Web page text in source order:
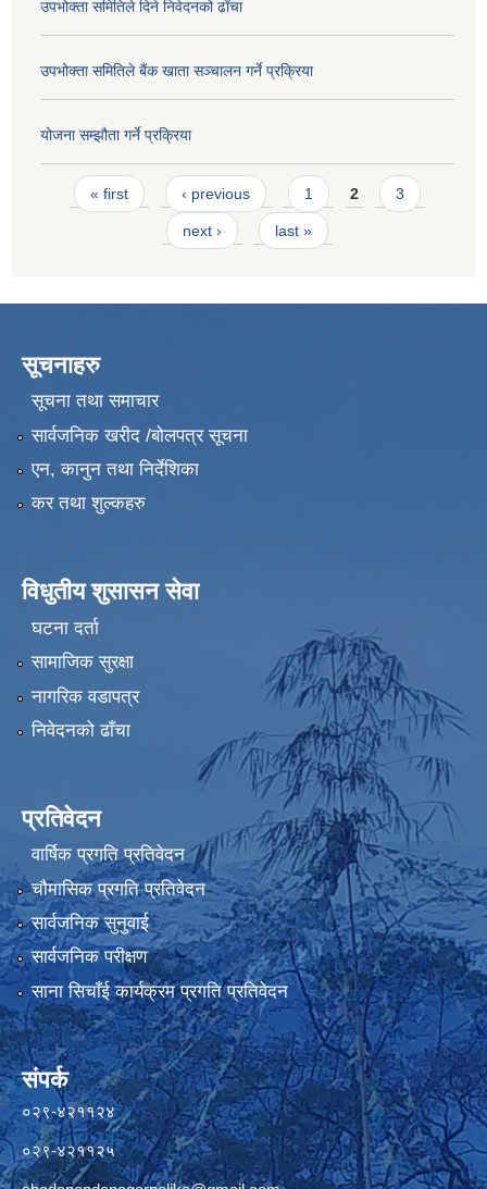
उपभोक्ता समितिले दिने निवेदनको ढाँचा
उपभोक्ता समितिले बैंक खाता सञ्चालन गर्ने प्रक्रिया
योजना सम्झौता गर्ने प्रक्रिया
Pages
« first ‹ previous 1 2 3
next › last »
सूचनाहरु
सूचना तथा समाचार
सार्वजनिक खरीद /बोलपत्र सूचना
एन, कानुन तथा निर्देशिका
कर तथा शुल्कहरु
विधुतीय शुसासन सेवा
घटना दर्ता
सामाजिक सुरक्षा
नागरिक वडापत्र
निवेदनको ढाँचा
प्रतिवेदन
वार्षिक प्रगति प्रतिवेदन
चौमासिक प्रगति प्रतिवेदन
सार्वजनिक सुनुवाई
सार्वजनिक परीक्षण
साना सिचाँई कार्यक्रम प्रगति प्रतिवेदन
संपर्क
०२९-४२११२४
०२९-४२११२५